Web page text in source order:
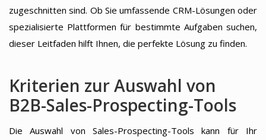
zugeschnitten sind. Ob Sie umfassende CRM-Lösungen oder
spezialisierte Plattformen für bestimmte Aufgaben suchen,
dieser Leitfaden hilft Ihnen, die perfekte Lösung zu finden.
Kriterien zur Auswahl von
B2B-Sales-Prospecting-Tools
Die Auswahl von Sales-Prospecting-Tools kann für Ihr